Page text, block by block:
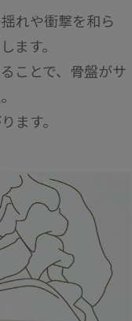
れや衝撃を和ら
ます。
ことで、骨盤がサ
ます。